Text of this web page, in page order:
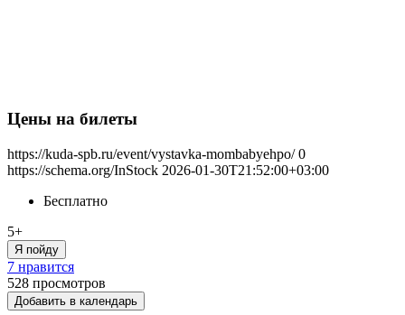
Цены на билеты
https://kuda-spb.ru/event/vystavka-mombabyehpo/ 0
https://schema.org/InStock 2026-01-30T21:52:00+03:00
Бесплатно
5+
Я пойду
7 нравится
528 просмотров
Добавить в календарь